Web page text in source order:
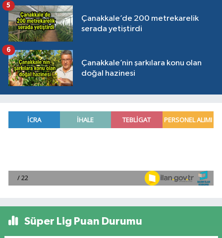
Çanakkale’de 200 metrekarelik
serada yetiştirdi
5
Çanakkale’nin şarkılara konu olan
doğal hazinesi
6
Süper Lig Puan Durumu